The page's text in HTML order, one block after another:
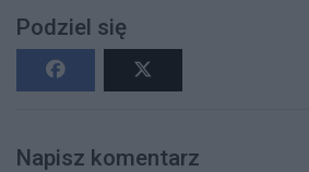
Podziel się
Napisz komentarz